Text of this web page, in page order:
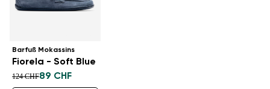
Barfuß Mokassins
Fiorela - Soft Blue
124 CHF89 CHF